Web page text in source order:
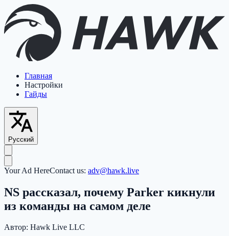
Главная
Настройки
Гайды
Русский
Your Ad HereContact us: adv@hawk.live
NS рассказал, почему Parker кикнули
из команды на самом деле
Автор: Hawk Live LLC